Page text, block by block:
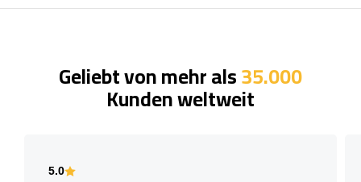
Geliebt von mehr als35.000
Kunden weltweit
5.0